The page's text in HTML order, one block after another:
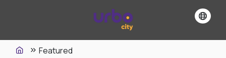
Featured